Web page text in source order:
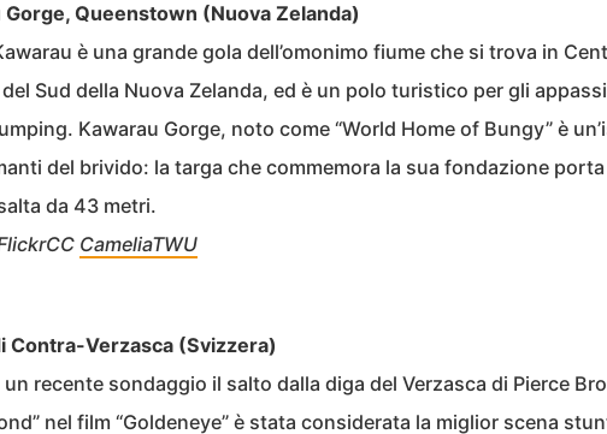
Gorge, Queenstown (Nuova Zelanda)
è una grande gola dell’omonimo fiume che si trova in
del Sud della Nuova Zelanda, ed è un polo turistico per gli
Kawarau Gorge, noto come “World Home of Bungy” è
del brivido: la targa che commemora la sua fondazione
da 43 metri.
CameliaTWU
Contra-Verzasca (Svizzera)
recente sondaggio il salto dalla diga del Verzasca di Pierce
nel film “Goldeneye” è stata considerata la miglior scena